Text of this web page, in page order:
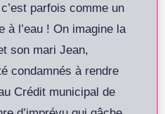
parfois comme un
à l’eau ! On imagine la
son mari Jean,
condamnés à rendre
Crédit municipal de